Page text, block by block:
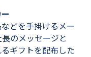
どを手掛けるメー
のメッセージと
ギフトを配布した